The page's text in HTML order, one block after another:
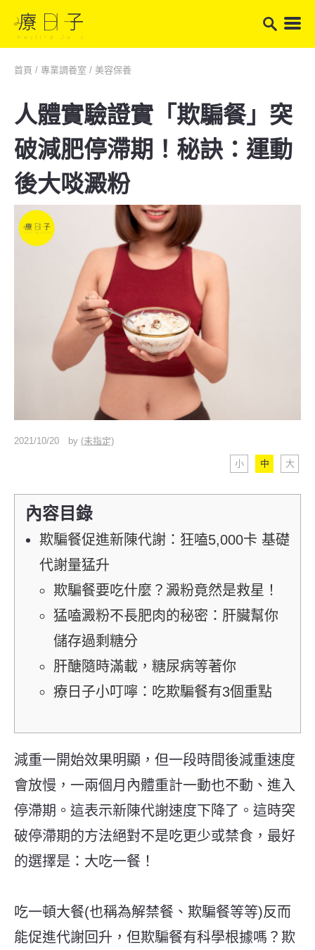
首頁 / 專業調養室 / 美容保養
人體實驗證實「欺騙餐」突
破減肥停滯期！秘訣：運動
後大啖澱粉
2021/10/20 by (未指定)
小 中 大
內容目錄
欺騙餐促進新陳代謝：狂嗑5,000卡 基礎
代謝量猛升
欺騙餐要吃什麼？澱粉竟然是救星！
猛嗑澱粉不長肥肉的秘密：肝臟幫你
儲存過剩糖分
肝醣隨時滿載，糖尿病等著你
療日子小叮嚀：吃欺騙餐有3個重點
減重一開始效果明顯，但一段時間後減重速度
會放慢，一兩個月內體重計一動也不動、進入
停滯期。這表示新陳代謝速度下降了。這時突
破停滯期的方法絕對不是吃更少或禁食，最好
的選擇是：大吃一餐！
吃一頓大餐(也稱為解禁餐、欺騙餐等等)反而
能促進代謝回升，但欺騙餐有科學根據嗎？欺